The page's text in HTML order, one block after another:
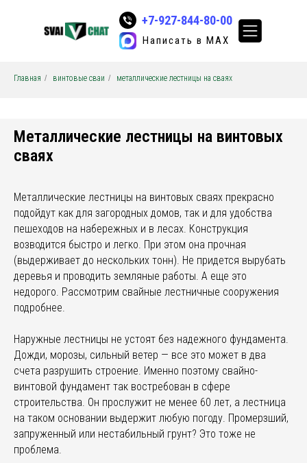
svaichat@yandex.ru
+7-927-844-80-00
Написать в MAX
Главная / винтовые сваи / металлические лестницы на сваях
Металлические лестницы на винтовых
сваях
Металлические лестницы на винтовых сваях прекрасно
подойдут как для загородных домов, так и для удобства
пешеходов на набережных и в лесах. Конструкция
возводится быстро и легко. При этом она прочная
(выдерживает до нескольких тонн). Не придется вырубать
деревья и проводить земляные работы. А еще это
недорого. Рассмотрим свайные лестничные сооружения
подробнее.
Наружные лестницы не устоят без надежного фундамента.
Дожди, морозы, сильный ветер — все это может в два
счета разрушить строение. Именно поэтому свайно-
винтовой фундамент так востребован в сфере
строительства. Он прослужит не менее 60 лет, а лестница
на таком основании выдержит любую погоду. Промерзший,
запруженный или нестабильный грунт? Это тоже не
проблема.